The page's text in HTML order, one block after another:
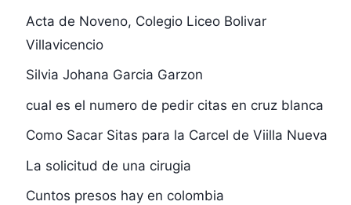
Acta de Noveno, Colegio Liceo Bolivar
Villavicencio
Silvia Johana Garcia Garzon
cual es el numero de pedir citas en cruz blanca
Como Sacar Sitas para la Carcel de Viilla Nueva
La solicitud de una cirugia
Cuntos presos hay en colombia